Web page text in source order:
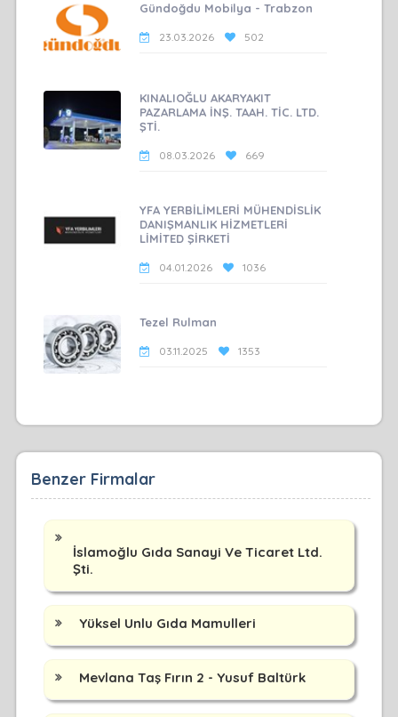
Gündoğdu Mobilya - Trabzon
23.03.2026 502
KINALIOĞLU AKARYAKIT
PAZARLAMA İNŞ. TAAH. TİC. LTD.
ŞTİ.
08.03.2026 669
YFA YERBİLİMLERİ MÜHENDİSLİK
DANIŞMANLIK HİZMETLERİ
LİMİTED ŞİRKETİ
04.01.2026 1036
Tezel Rulman
03.11.2025 1353
Benzer Firmalar
İslamoğlu Gıda Sanayi Ve Ticaret Ltd.
Şti.
Yüksel Unlu Gıda Mamulleri
Mevlana Taş Fırın 2 - Yusuf Baltürk